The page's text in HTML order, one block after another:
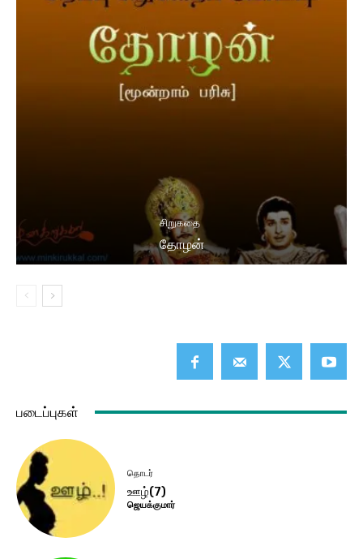
சிறுகதை
தோழன்
படைப்புகள்
தொடர்
ஊழ்(7)
ஜெயக்குமார்